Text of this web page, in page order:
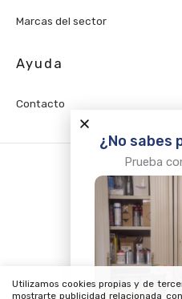
Utilizamos cookies propias y de
mostrarte publicidad relacionada
Marcas del sector
Ayuda
Contacto
2026©
Política de
Política
¿No sabes
Prueba